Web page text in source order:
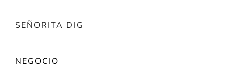
SEÑORITA DIG
NEGOCIO